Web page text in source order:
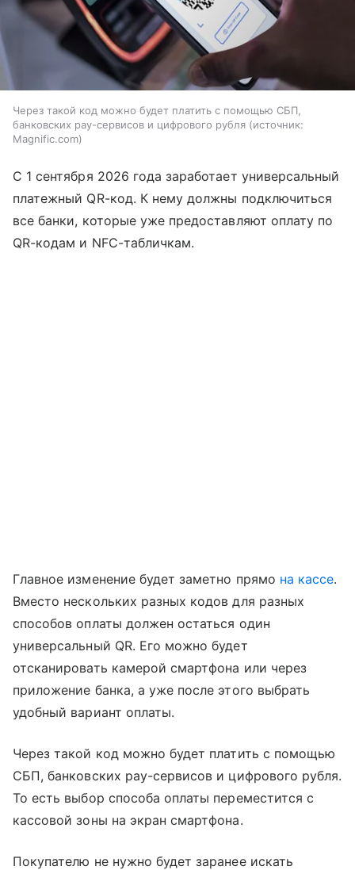
Через такой код можно будет платить с помощью СБП,
банковских pay-сервисов и цифрового рубля
источник:
Magnific.com
С 1 сентября 2026 года заработает универсальный
платежный QR-код. К нему должны подключиться
все банки, которые уже предоставляют оплату по
QR-кодам и NFC-табличкам.
Главное изменение будет заметно прямо на кассе.
Вместо нескольких разных кодов для разных
способов оплаты должен остаться один
универсальный QR. Его можно будет
отсканировать камерой смартфона или через
приложение банка, а уже после этого выбрать
удобный вариант оплаты.
Через такой код можно будет платить с помощью
СБП, банковских pay-сервисов и цифрового рубля.
То есть выбор способа оплаты переместится с
кассовой зоны на экран смартфона.
Покупателю не нужно будет заранее искать